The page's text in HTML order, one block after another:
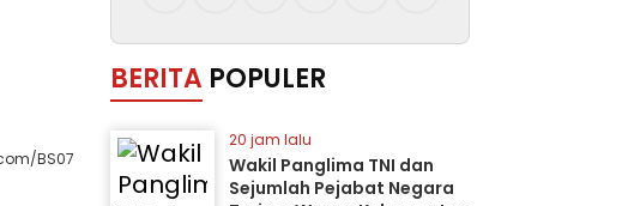
BS07
BERITA POPULER
20 jam lalu
Wakil Panglima TNI dan
Sejumlah Pejabat Negara